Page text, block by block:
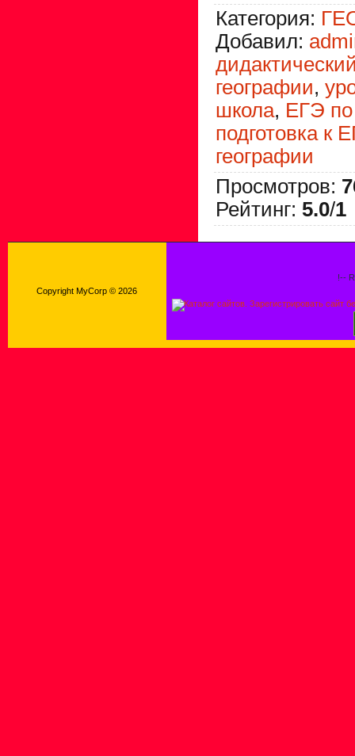
Категория:
Добавил:
географии,
школа, ЕГЭ по
подготовка к
географии
Просмотров:
Рейтинг: 5.0/1
Copyright MyCorp © 2026
!--